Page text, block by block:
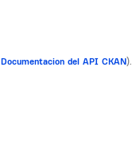
Documentacion del API CKAN).